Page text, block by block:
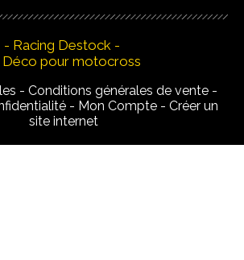
- Racing Destock -
Déco pour motocross
Conditions générales de vente
Mon Compte
Créer un
site internet